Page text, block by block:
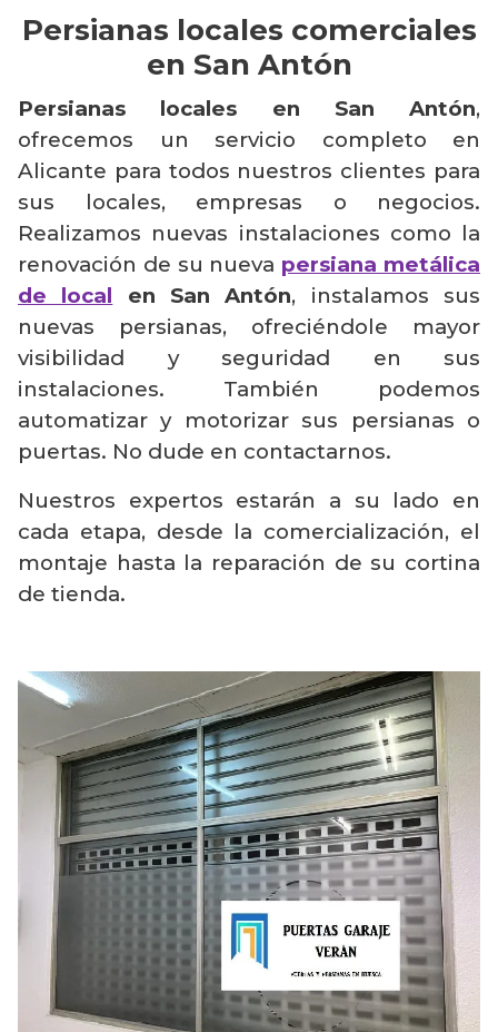
Persianas locales comerciales
en San Antón
Persianas locales en San Antón,
ofrecemos un servicio completo en
Alicante para todos nuestros clientes para
sus locales, empresas o negocios.
Realizamos nuevas instalaciones como la
renovación de su nueva persiana metálica
de local en San Antón, instalamos sus
nuevas persianas, ofreciéndole mayor
visibilidad y seguridad en sus
instalaciones. También podemos
automatizar y motorizar sus persianas o
puertas. No dude en contactarnos.
Nuestros expertos estarán a su lado en
cada etapa, desde la comercialización, el
montaje hasta la reparación de su cortina
de tienda.